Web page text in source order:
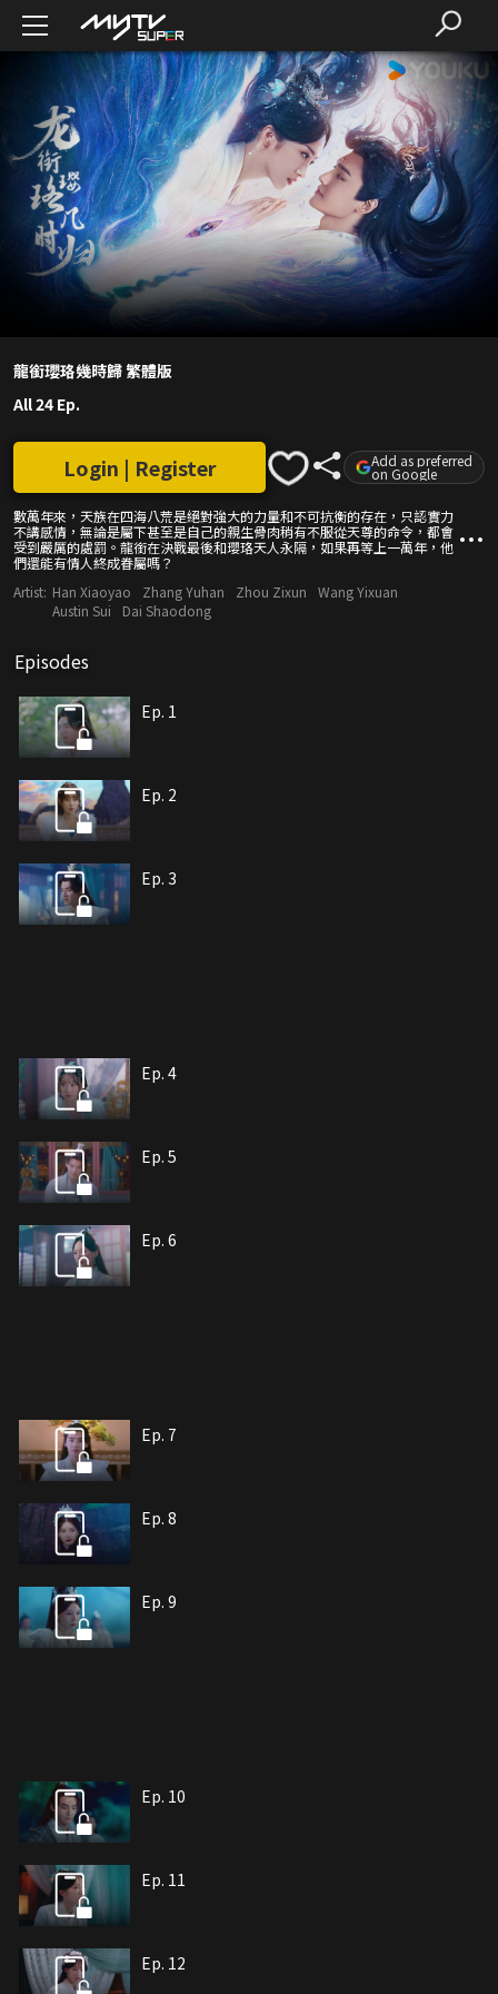
龍銜瓔珞幾時歸 繁體版
All 24 Ep.
數萬年來，天族在四海八荒是絕對強大的力量和不可抗衡的存在，只認實力
不講感情，無論是屬下甚至是自己的親生骨肉稍有不服從天尊的命令，都會
受到嚴厲的處罰。龍銜在決戰最後和瓔珞天人永隔，如果再等上一萬年，他
們還能有情人終成眷屬嗎？
Login | Register Add as preferred
on Google
Artist: Han Xiaoyao Zhang Yuhan Zhou Zixun
Wang Yixuan
Austin Sui
Dai Shaodong
Episodes
Ep. 1
Ep. 2
Ep. 3
Ep. 4
Ep. 5
Ep. 6
Ep. 7
Ep. 8
Ep. 9
Ep. 10
Ep. 11
Ep. 12